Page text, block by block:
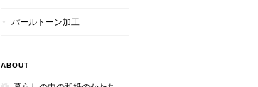
パールトーン加工
ABOUT